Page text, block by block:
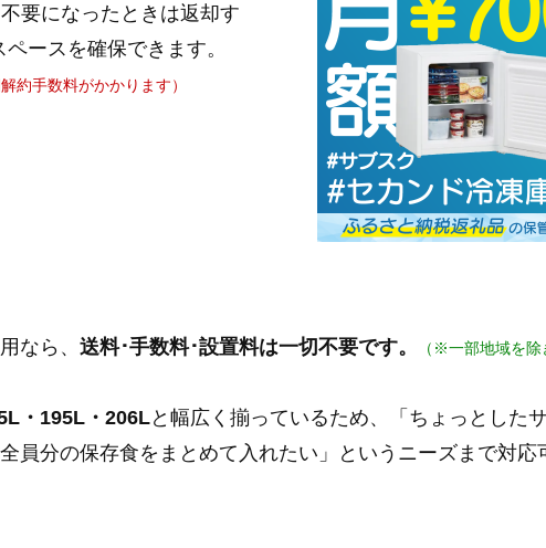
要になったときは返却す
ースを確保できます。
約手数料がかかります）
なら、送料･手数料･設置料は一切不要です。 （※一部地域を除
・195L・206Lと幅広く揃っているため、「ちょっとした
員分の保存食をまとめて入れたい」というニーズまで対応